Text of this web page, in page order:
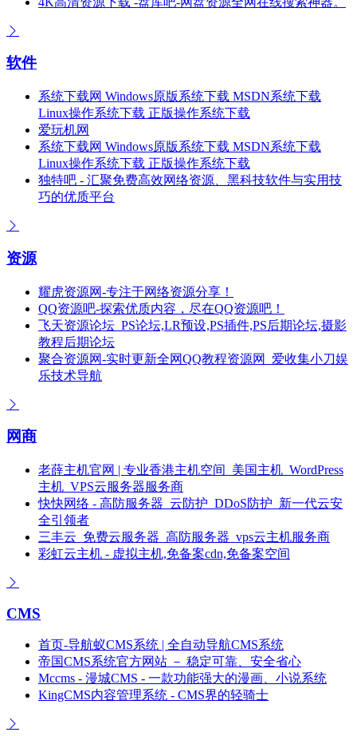
软件
系统下载网 Windows原版系统下载 MSDN系统下载
Linux操作系统下载 正版操作系统下载
爱玩机网
系统下载网 Windows原版系统下载 MSDN系统下载
Linux操作系统下载 正版操作系统下载
独特吧 - 汇聚免费高效网络资源、黑科技软件与实用技
巧的优质平台
资源
耀虎资源网-专注于网络资源分享！
QQ资源吧-探索优质内容，尽在QQ资源吧！
飞天资源论坛_PS论坛,LR预设,PS插件,PS后期论坛,摄影
教程后期论坛
聚合资源网-实时更新全网QQ教程资源网_爱收集小刀娱
乐技术导航
网商
老薛主机官网 | 专业香港主机空间_美国主机_WordPress
主机_VPS云服务器服务商
快快网络 - 高防服务器_云防护_DDoS防护_新一代云安
全引领者
三丰云_免费云服务器_高防服务器_vps云主机服务商
彩虹云主机 - 虚拟主机,免备案cdn,免备案空间
CMS
首页-导航蚁CMS系统 | 全自动导航CMS系统
帝国CMS系统官方网站 － 稳定可靠、安全省心
Mccms - 漫城CMS - 一款功能强大的漫画、小说系统
KingCMS内容管理系统 - CMS界的轻骑士